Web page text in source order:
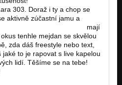
303. Doraž i ty a chop se
aktivně zúčastní jamu a
mají
tenhle mejdan se skvělou
zda dáš freestyle nebo text,
to je rapovat s live kapelou
lidí. Těšíme se na tebe!